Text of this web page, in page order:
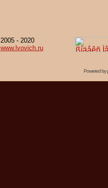
2005 - 2020
www.lvovich.ru
Powered by